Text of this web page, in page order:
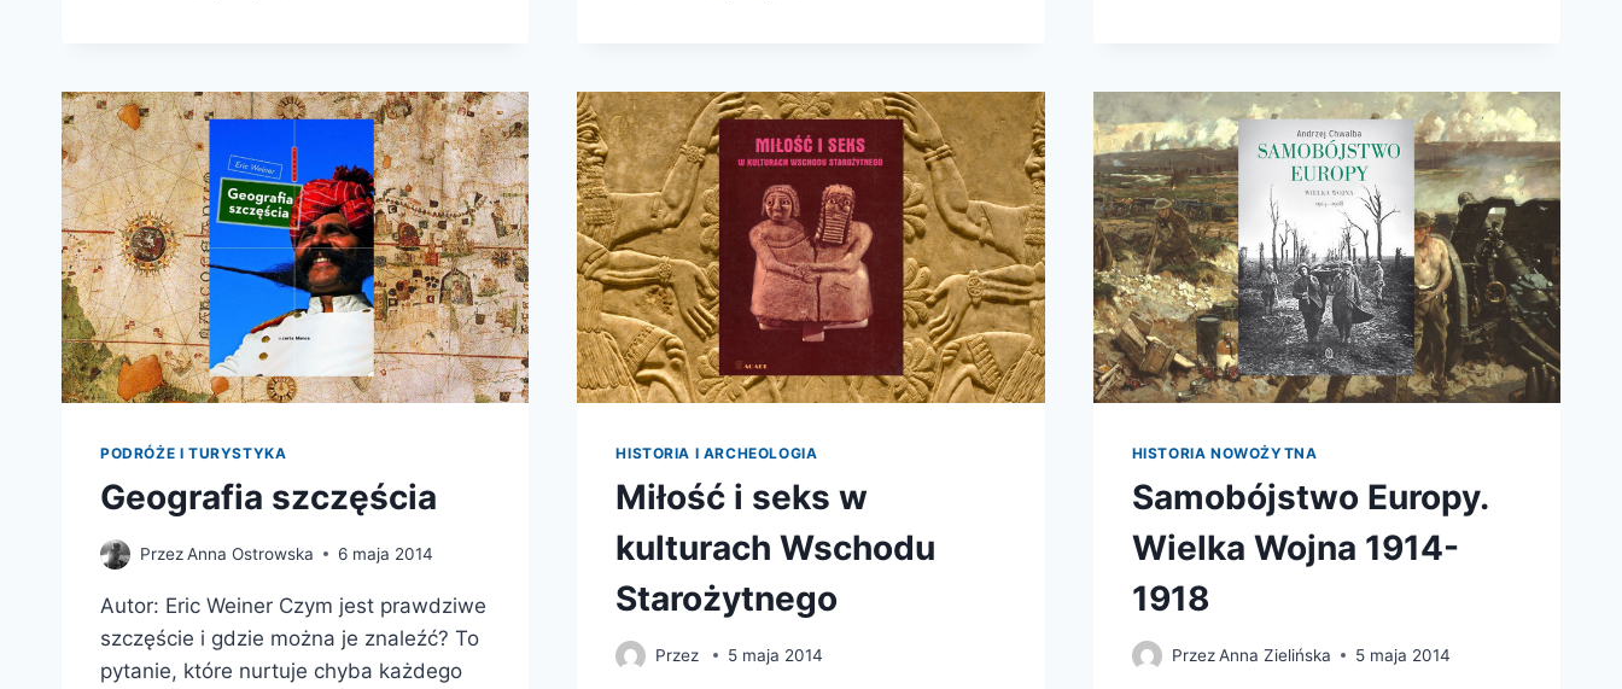
GRECJI
PODRÓŻE I TURYSTYKA
Geografia szczęścia
PrzezAnna Ostrowska 6 maja 2014
Autor: Eric Weiner Czym jest prawdziwe
szczęście i gdzie można je znaleźć? To
pytanie, które nurtuje chyba każdego
HISTORIA I ARCHEOLOGIA
Miłość i seks w
kulturach Wschodu
Starożytnego
Przez 5 maja 2014
HISTORIA NOWOŻYTNA
Samobójstwo Europy.
Wielka Wojna 1914-
1918
Przez Anna Zielińska 5 maja 2014